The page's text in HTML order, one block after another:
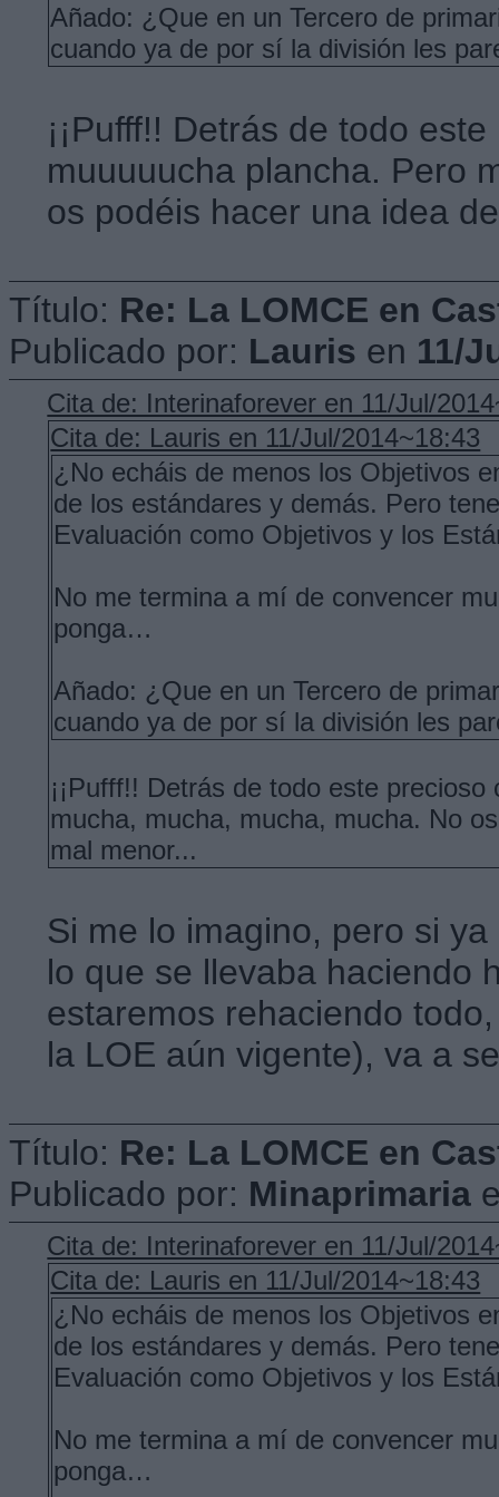
Añado: ¿Que en un Tercero de
cuando ya de por sí la división les
¡¡Pufff!! Detrás de todo
muuuuucha plancha. Pero
os podéis hacer una idea
Título: Re: La LOMCE en
Publicado por: Lauris en 11/
Cita de: Interinaforever en 11/Jul/
Cita de: Lauris en 11/Jul/2014~18:43
¿No echáis de menos los Objetivos
de los estándares y demás. Pero
Evaluación como Objetivos y los
No me termina a mí de convencer
ponga…
Añado: ¿Que en un Tercero de
cuando ya de por sí la división les
¡¡Pufff!! Detrás de todo este
mucha, mucha, mucha, mucha. No
mal menor...
Si me lo imagino, pero si
lo que se llevaba haciendo
estaremos rehaciendo
la LOE aún vigente), va a
Título: Re: La LOMCE en
Publicado por: Minaprimaria
Cita de: Interinaforever en 11/Jul/
Cita de: Lauris en 11/Jul/2014~18:43
¿No echáis de menos los Objetivos
de los estándares y demás. Pero
Evaluación como Objetivos y los
No me termina a mí de convencer
ponga…